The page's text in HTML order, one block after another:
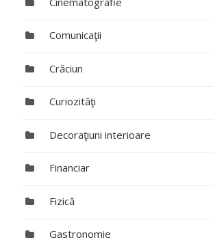
Comunicaţii
Crăciun
Curiozităţi
Decoraţiuni interioare
Financiar
Fizică
Gastronomie